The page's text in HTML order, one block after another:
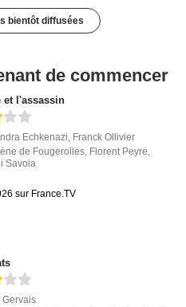
bientôt diffusées
de commencer
et l'assassin
Echkenazi, Franck Ollivier
de Fougerolles, Florent Peyre,
Savoia
sur France.TV
Gervais